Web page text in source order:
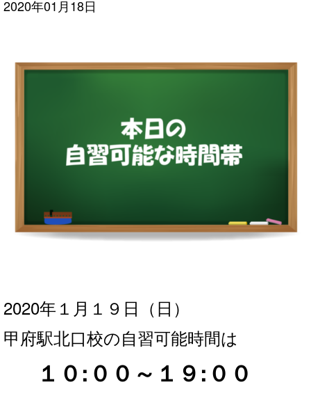
2020年01月18日
2020年１月１９ 日（日）
甲府駅北口校の自習可能時間は
１０:００～１９:００